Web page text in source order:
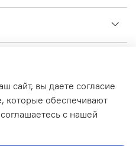
,ICONS8, Unsplash,Fusion
сайт, вы даете согласие
которые обеспечивают
с нашей